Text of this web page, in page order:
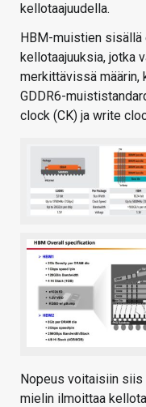
kellotaajuudella.
HBM-muistien
kellotaajuuksia, jotka
merkittävissä määrin,
GDDR6-
clock (CK) ja write
Nopeus voitaisiin
mielin ilmoittaa